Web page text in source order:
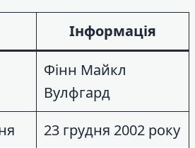
Інформація
Фінн Майкл
Вулфгард
23 грудня 2002 року